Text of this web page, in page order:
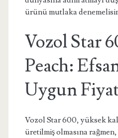
ürünü mutlaka
Vozol Star
Peach:
Uygun
Vozol Star 600, yüksek
üretilmiş olmasına